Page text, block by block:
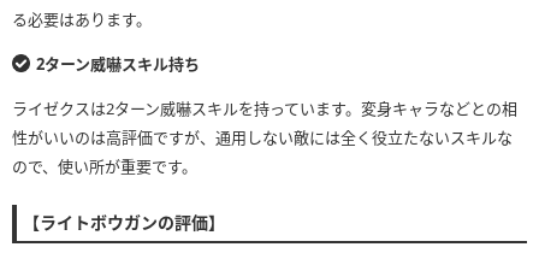
る必要はあります。
2ターン威嚇スキル持ち
ライゼクスは2ターン威嚇スキルを持っています。変身キャラなどとの相
性がいいのは高評価ですが、通用しない敵には全く役立たないスキルな
ので、使い所が重要です。
【ライトボウガンの評価】